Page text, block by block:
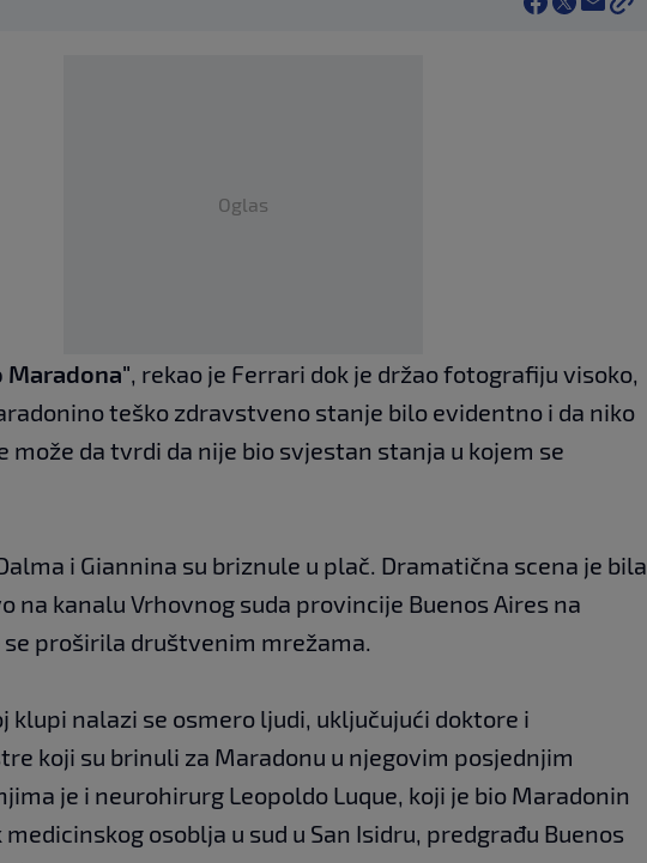
Oglas
Maradona", rekao je Ferrari dok je držao fotografiju visoko,
teško zdravstveno stanje bilo evidentno i da niko
može da tvrdi da nije bio svjestan stanja u kojem se
i Giannina su briznule u plač. Dramatična scena je bila
na kanalu Vrhovnog suda provincije Buenos Aires na
se proširila društvenim mrežama.
klupi nalazi se osmero ljudi, uključujući doktore i
koji su brinuli za Maradonu u njegovim posjednjim
je i neurohirurg Leopoldo Luque, koji je bio Maradonin
osoblja u sud u San Isidru, predgrađu Buenos